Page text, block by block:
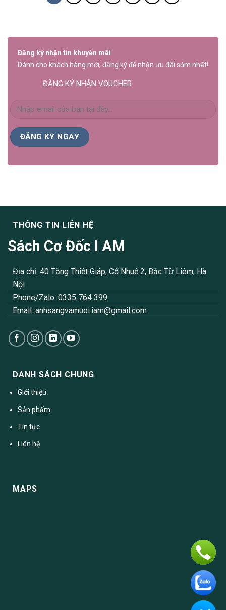
Đăng ký nhận tin khuyến mãi
Dành cho khách hàng mới, đăng ký để nhận ưu đãi sớm nhất!
ĐĂNG KÝ NHẬN VOUCHER
THÔNG TIN LIÊN HỆ
Sách Cơ Đốc I AM
Địa chỉ: 40 Tăng Thiết Giáp, Cổ Nhuế 2, Bắc Từ Liêm, Hà
Nội
Phone/Zalo: 0335 764 399
Email: anhsangvamuoi.iam@gmail.com
DANH SÁCH CHUNG
Giới thiệu
Sản phẩm
Tin tức
Liên hệ
MAPS